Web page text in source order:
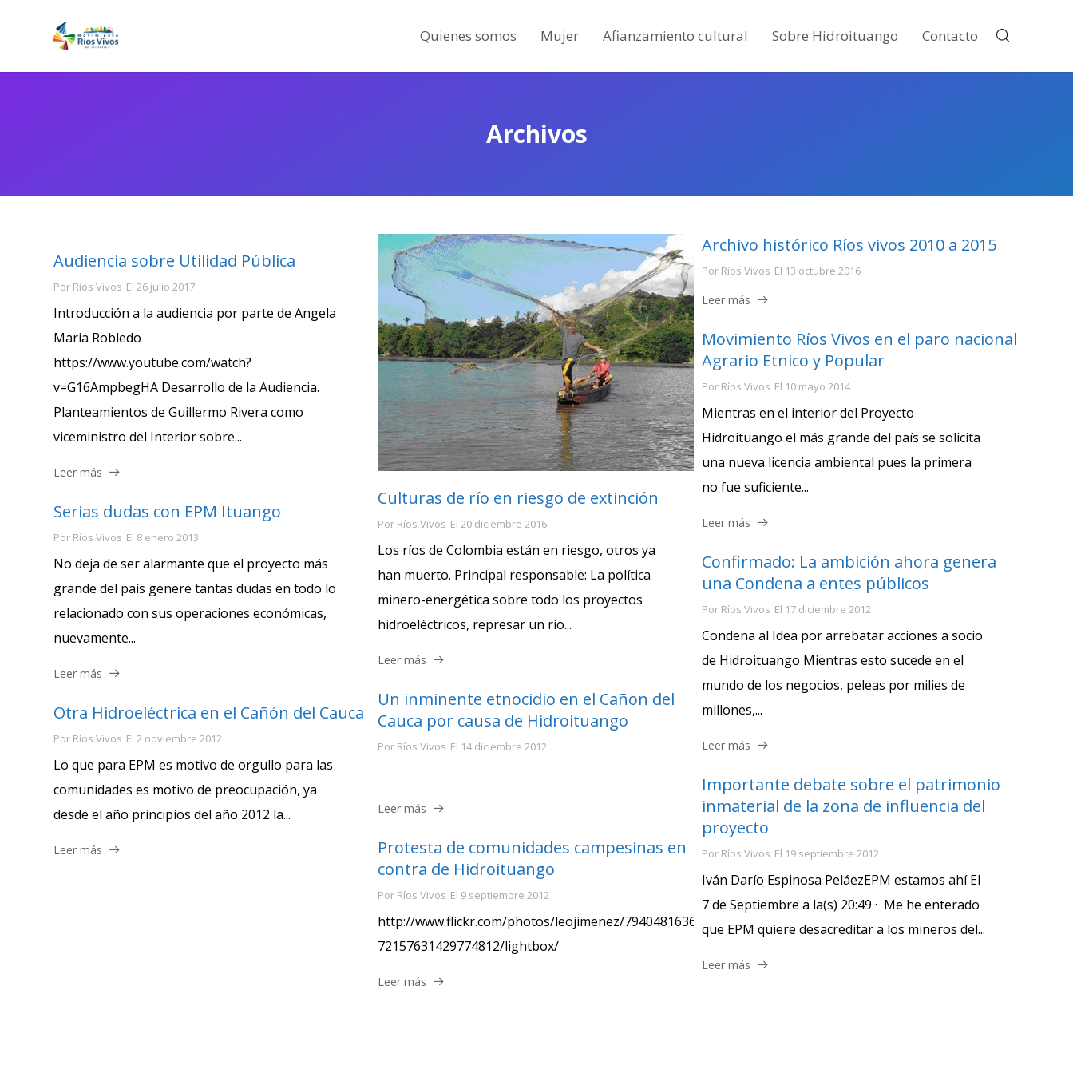
Quienes somos Mujer Afianzamiento cultural Sobre Hidroituango Contacto
Archivos
Audiencia sobre Utilidad Pública
Por Ríos Vivos El 26 julio 2017
Introducción a la audiencia por parte de Angela
Maria Robledo
https://www.youtube.com/watch?
v=G16AmpbegHA Desarrollo de la Audiencia.
Planteamientos de Guillermo Rivera como
viceministro del Interior sobre...
Leer más
Culturas de río en riesgo de extinción
Por Ríos Vivos El 20 diciembre 2016
Los ríos de Colombia están en riesgo, otros ya
han muerto. Principal responsable: La política
minero-energética sobre todo los proyectos
hidroeléctricos, represar un río...
Leer más
Archivo histórico Ríos vivos 2010 a 2015
Por Ríos Vivos El 13 octubre 2016
Leer más
Movimiento Ríos Vivos en el paro nacional
Agrario Etnico y Popular
Por Ríos Vivos El 10 mayo 2014
Mientras en el interior del Proyecto
Hidroituango el más grande del país se solicita
una nueva licencia ambiental pues la primera
no fue suficiente...
Leer más
Serias dudas con EPM Ituango
Por Ríos Vivos El 8 enero 2013
No deja de ser alarmante que el proyecto más
grande del país genere tantas dudas en todo lo
relacionado con sus operaciones económicas,
nuevamente...
Leer más
Confirmado: La ambición ahora genera
una Condena a entes públicos
Por Ríos Vivos El 17 diciembre 2012
Condena al Idea por arrebatar acciones a socio
de Hidroituango Mientras esto sucede en el
mundo de los negocios, peleas por milies de
millones,...
Leer más
Un inminente etnocidio en el Cañon del
Cauca por causa de Hidroituango
Por Ríos Vivos El 14 diciembre 2012
Leer más
Otra Hidroeléctrica en el Cañón del Cauca
Por Ríos Vivos El 2 noviembre 2012
Lo que para EPM es motivo de orgullo para las
comunidades es motivo de preocupación, ya
desde el año principios del año 2012 la...
Leer más
Importante debate sobre el patrimonio
inmaterial de la zona de influencia del
proyecto
Por Ríos Vivos El 19 septiembre 2012
Iván Darío Espinosa PeláezEPM estamos ahí El
7 de Septiembre a la(s) 20:49 · Me he enterado
que EPM quiere desacreditar a los mineros del...
Leer más
Protesta de comunidades campesinas en
contra de Hidroituango
Por Ríos Vivos El 9 septiembre 2012
http://www.flickr.com/photos/leojimenez/7940481636/in/set-
72157631429774812/lightbox/
Leer más